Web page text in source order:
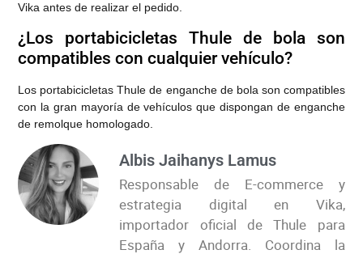
Vika antes de realizar el pedido.
¿Los portabicicletas Thule de bola son
compatibles con cualquier vehículo?
Los portabicicletas Thule de enganche de bola son compatibles
con la gran mayoría de vehículos que dispongan de enganche
de remolque homologado.
Albis Jaihanys Lamus
Responsable de E-commerce y
estrategia digital en Vika,
importador oficial de Thule para
España y Andorra. Coordina la